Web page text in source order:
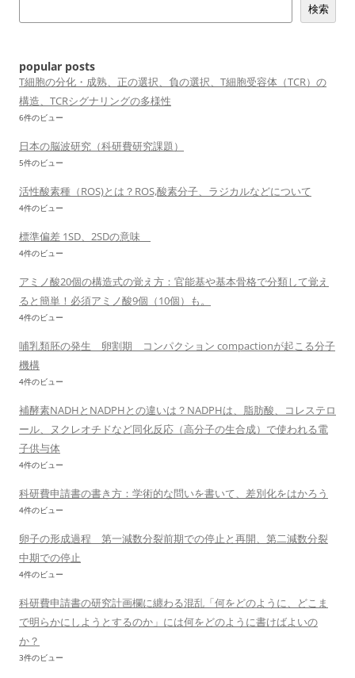
ョ
ン
検索
popular posts
T細胞の分化・成熟、正の選択、負の選択、T細胞受容体（TCR）の
構造、TCRシグナリングの多様性
6件のビュー
日本の脳波研究（科研費研究課題）
5件のビュー
活性酸素種（ROS)とは？ROS,酸素分子、ラジカルなどについて
4件のビュー
標準偏差 1SD、2SDの意味
4件のビュー
アミノ酸20個の構造式の覚え方：官能基や基本骨格で分類して覚え
ると簡単！必須アミノ酸9個（10個）も。
4件のビュー
哺乳類胚の発生 卵割期 コンパクション compactionが起こる分子
機構
4件のビュー
補酵素NADHとNADPHとの違いは？NADPHは、脂肪酸、コレステロ
ール、ヌクレオチドなど同化反応（高分子の生合成）で使われる電
子供与体
4件のビュー
科研費申請書の書き方：学術的な問いを書いて、差別化をはかろう
4件のビュー
卵子の形成過程 第一減数分裂前期での停止と再開、第二減数分裂
中期での停止
4件のビュー
科研費申請書の研究計画欄に纏わる混乱「何をどのように、どこま
で明らかにしようとするのか」には何をどのように書けばよいの
か？
3件のビュー